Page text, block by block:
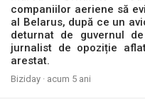
companiilor aeriene să
al Belarus, după ce un
deturnat de guvernul
jurnalist de opoziție
arestat.
Biziday · acum 5 ani